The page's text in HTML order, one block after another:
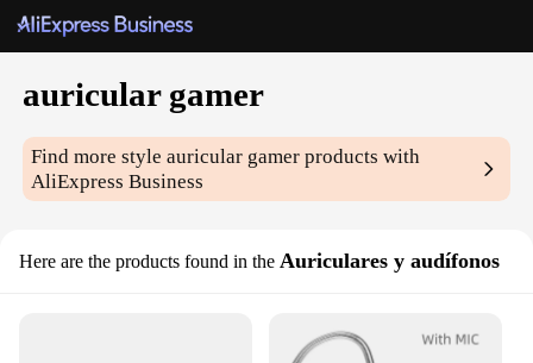
auricular gamer
Find more styleauricular gamer products with
AliExpress Business
Here are the products found in the Auriculares y audífonos